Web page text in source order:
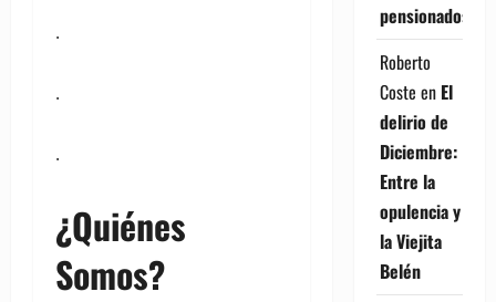
.
.
.
¿Quiénes
Somos?
pensionados
Roberto
Coste en El
delirio de
Diciembre:
Entre la
opulencia y
la Viejita
Belén